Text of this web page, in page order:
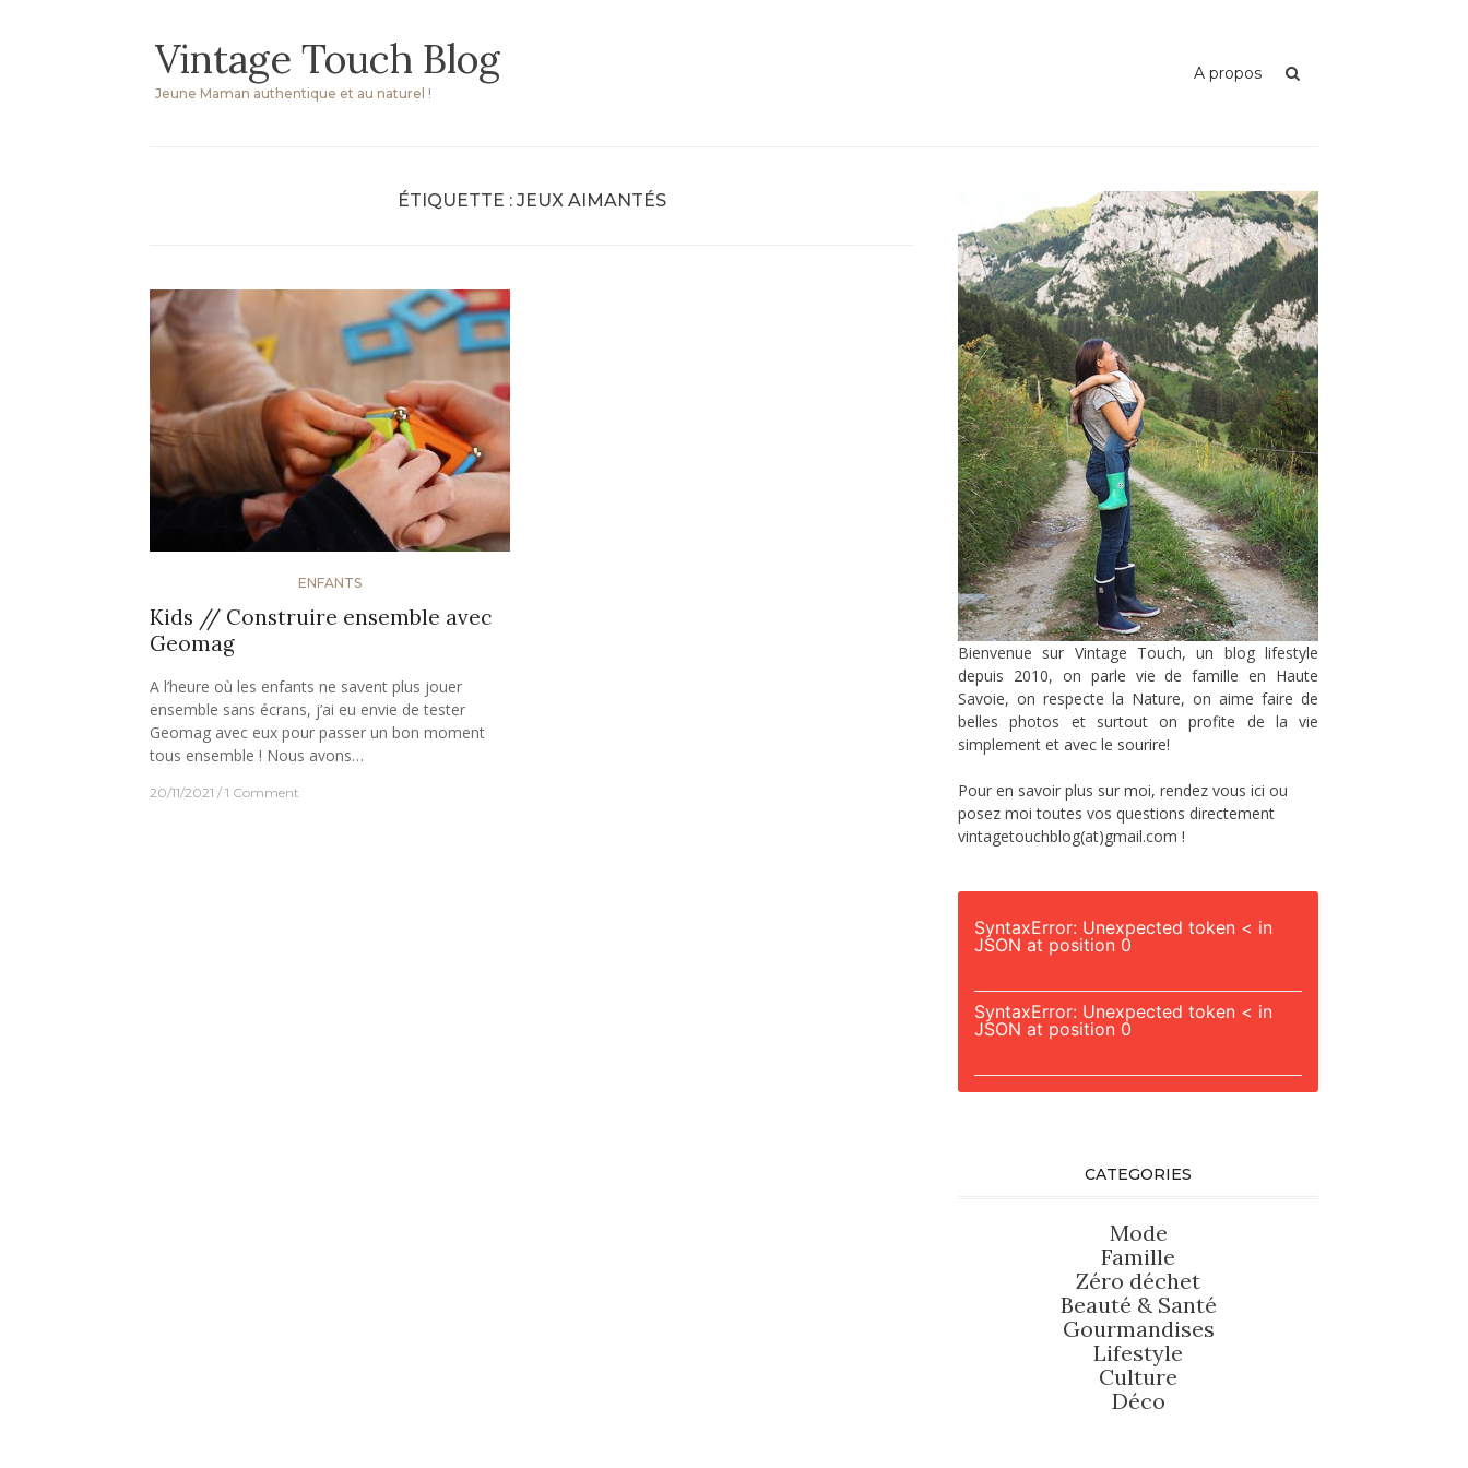
contentVintage Touch Blog
Jeune Maman authentique et au naturel !
A propos
ÉTIQUETTE : JEUX AIMANTÉS
ENFANTS
Kids // Construire ensemble avec
Geomag
A l’heure où les enfants ne savent plus jouer
ensemble sans écrans, j’ai eu envie de tester
Geomag avec eux pour passer un bon moment
tous ensemble ! Nous avons…
20/11/2021 1 Comment
Bienvenue sur Vintage Touch, un blog lifestyle
depuis 2010, on parle vie de famille en Haute
Savoie, on respecte la Nature, on aime faire de
belles photos et surtout on profite de la vie
simplement et avec le sourire!
Pour en savoir plus sur moi, rendez vous ici ou
posez moi toutes vos questions directement
vintagetouchblog(at)gmail.com !
SyntaxError: Unexpected token < in
JSON at position 0
SyntaxError: Unexpected token < in
JSON at position 0
CATEGORIES
Mode
Famille
Zéro déchet
Beauté & Santé
Gourmandises
Lifestyle
Culture
Déco